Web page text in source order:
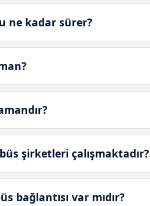
ne kadar sürer?
şirketleri çalışmaktadır?
bağlantısı var mıdır?